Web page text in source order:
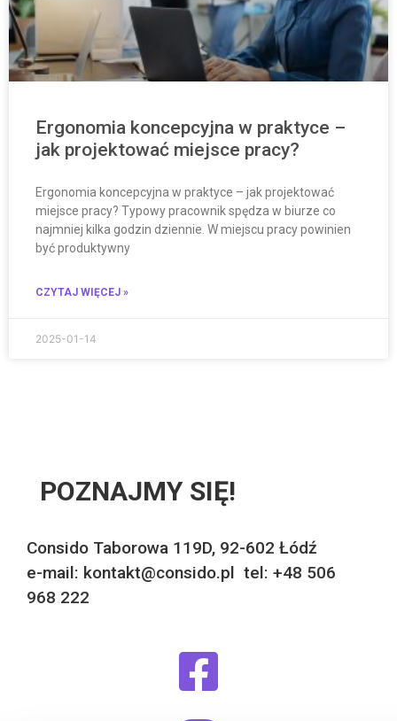
Ergonomia koncepcyjna w praktyce –
jak projektować miejsce pracy?
Ergonomia koncepcyjna w praktyce – jak projektować
miejsce pracy? Typowy pracownik spędza w biurze co
najmniej kilka godzin dziennie. W miejscu pracy powinien
być produktywny
CZYTAJ WIĘCEJ »
2025-01-14
POZNAJMY SIĘ!
Consido Taborowa 119D, 92-602 Łódź
e-mail: kontakt@consido.pl tel: +48 506
968 222